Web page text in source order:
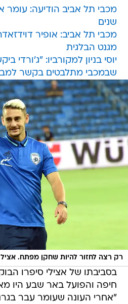
מכבי תל אביב הודיעה: עומר
שנים
מכבי תל אביב: אופיר
מגנט הבלגית
יוסי בניון למקורביו: "ג'ורדי
שבמכבי מתלבטים בקשר
רק רצה לחזור להיות שחקן מפתח.
בסביבתו של אצילי סיפרו
חיפה והפועל באר שבע היו
"אחרי העונה שעומר עבר